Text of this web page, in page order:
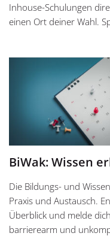
Inhouse-Schulungen
einen Ort deiner Wahl.
BiWak: Wissen
Die Bildungs- und
Praxis und Austausch.
Überblick und melde
barrierearm und